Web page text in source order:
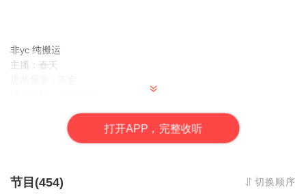
非yc 纯搬运
主播：春天
1.人类阵营（等于狼人杀的平民阵营）
2.监控阵营（等于狼人杀的神职阵营）
打开APP，完整收听
节目(454) 切换顺序